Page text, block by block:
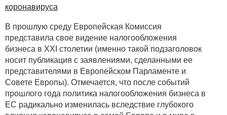
коронавируса
В прошлую среду Европейская Комиссия
представила свое видение налогообложения
бизнеса в XXI столетии (именно такой подзаголовок
носит публикация с заявлениями, сделанными ее
представителями в Европейском Парламенте и
Совете Европы). Отмечается, что после событий
прошлого года политика налогообложения бизнеса в
ЕС радикально изменилась вследствие глубокого